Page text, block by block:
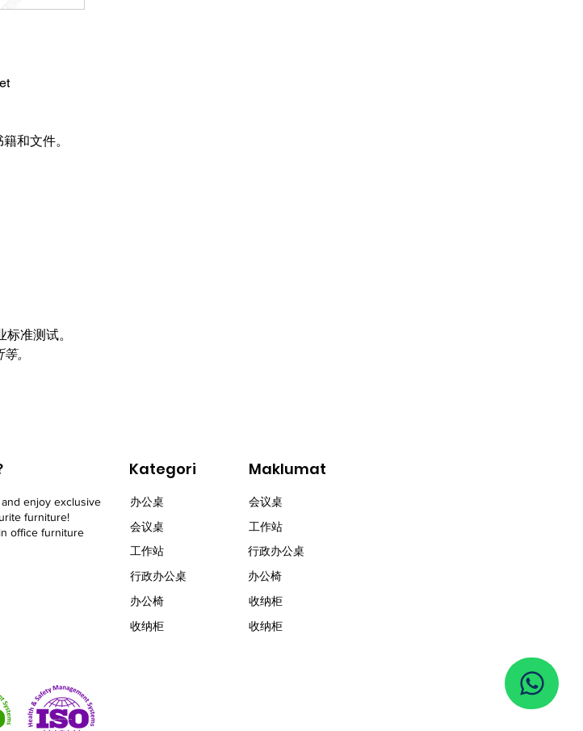
和文件。
准测试。
。
enjoy exclusive
furniture!
office furniture
Kategori Maklumat
办公桌
会议桌
会议桌
​工作站
​工作站
行政办公桌
行政办公桌
办公椅
办公椅
收纳柜
收纳柜
收纳柜